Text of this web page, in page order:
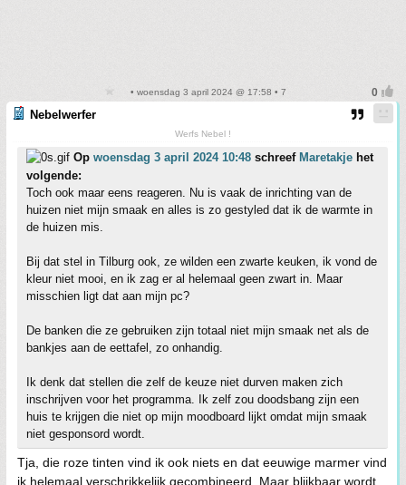
• woensdag 3 april 2024 @ 17:58 • 7
Nebelwerfer
Werfs Nebel !
Op woensdag 3 april 2024 10:48 schreef Maretakje het
volgende:
Toch ook maar eens reageren. Nu is vaak de inrichting van de
huizen niet mijn smaak en alles is zo gestyled dat ik de warmte in
de huizen mis.
Bij dat stel in Tilburg ook, ze wilden een zwarte keuken, ik vond de
kleur niet mooi, en ik zag er al helemaal geen zwart in. Maar
misschien ligt dat aan mijn pc?
De banken die ze gebruiken zijn totaal niet mijn smaak net als de
bankjes aan de eettafel, zo onhandig.
Ik denk dat stellen die zelf de keuze niet durven maken zich
inschrijven voor het programma. Ik zelf zou doodsbang zijn een
huis te krijgen die niet op mijn moodboard lijkt omdat mijn smaak
niet gesponsord wordt.
Tja, die roze tinten vind ik ook niets en dat eeuwige marmer vind
ik helemaal verschrikkelijk gecombineerd. Maar blijkbaar wordt